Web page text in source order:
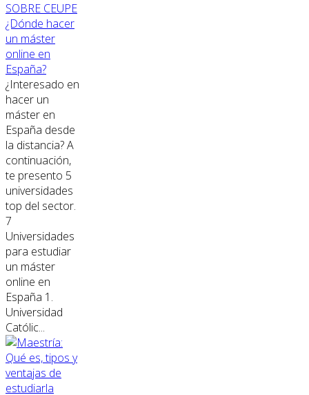
SOBRE CEUPE
¿Dónde hacer
un máster
online en
España?
¿Interesado en
hacer un
máster en
España desde
la distancia? A
continuación,
te presento 5
universidades
top del sector.
7
Universidades
para estudiar
un máster
online en
España 1.
Universidad
Católic...